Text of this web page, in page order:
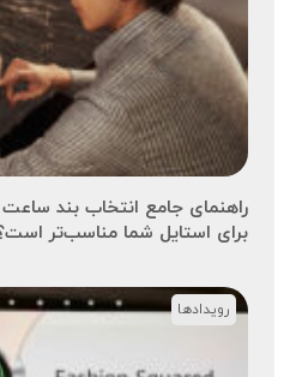
راهنمای جامع انتخاب بند
برای استایل شما مناسب‌تر
رویدادها